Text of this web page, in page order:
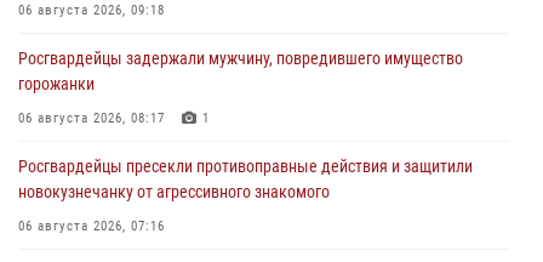
06 августа 2026, 09:18
Росгвардейцы задержали мужчину, повредившего имущество
горожанки
06 августа 2026, 08:17 1
Росгвардейцы пресекли противоправные действия и защитили
новокузнечанку от агрессивного знакомого
06 августа 2026, 07:16